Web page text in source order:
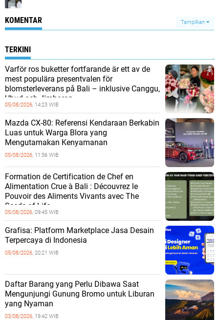
KOMENTAR Tampilkan
TERKINI
Varför ros buketter fortfarande är ett av de
mest populära presentvalen för
blomsterleverans på Bali – inklusive Canggu,
Ubud och Jimbaran
05/08/2026, 14:23 WIB
Mazda CX-80: Referensi Kendaraan Berkabin
Luas untuk Warga Blora yang
Mengutamakan Kenyamanan
05/08/2026, 11:56 WIB
Formation de Certification de Chef en
Alimentation Crue à Bali : Découvrez le
Pouvoir des Aliments Vivants avec The
Seeds of Life
05/08/2026, 09:45 WIB
Grafisa: Platform Marketplace Jasa Desain
Terpercaya di Indonesia
05/08/2026, 20:21 WIB
Daftar Barang yang Perlu Dibawa Saat
Mengunjungi Gunung Bromo untuk Liburan
yang Nyaman
03/08/2026, 19:42 WIB